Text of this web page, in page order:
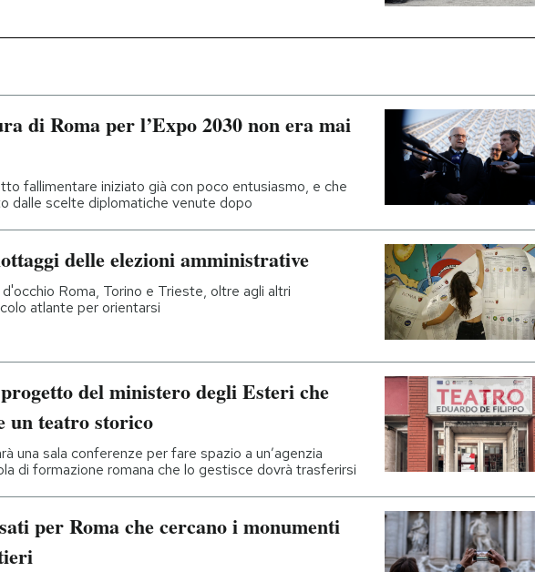
di Roma per l’Expo 2030 non era mai
fallimentare iniziato già con poco entusiasmo, e che
dalle scelte diplomatiche venute dopo
delle elezioni amministrative
Roma, Torino e Trieste, oltre agli altri
atlante per orientarsi
del ministero degli Esteri che
un teatro storico
una sala conferenze per fare spazio a un’agenzia
di formazione romana che lo gestisce dovrà trasferirsi
per Roma che cercano i monumenti